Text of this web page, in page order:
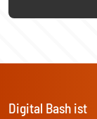
Digital Bash ist